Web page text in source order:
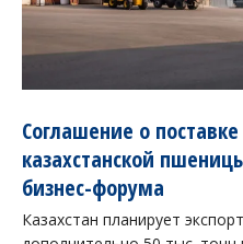
Соглашение о
казахстанской
бизнес-форума
Казахстан планирует